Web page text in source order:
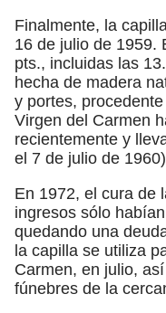
Finalmente, la
16 de julio de 1959.
pts., incluidas las
hecha de madera
y portes,
Virgen del Carmen
recientemente y
el 7 de julio de
En 1972, el cura de
ingresos sólo
quedando una
la capilla se utiliza
Carmen, en julio,
fúnebres de la